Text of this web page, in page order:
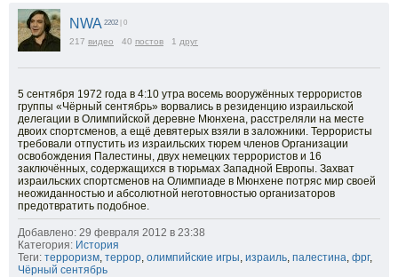
NWA 2202 | 0
217 видео 40 постов 1 друг
5 сентября 1972 года в 4:10 утра восемь вооружённых террористов
группы «Чёрный сентябрь» ворвались в резиденцию израильской
делегации в Олимпийской деревне Мюнхена, расстреляли на месте
двоих спортсменов, а ещё девятерых взяли в заложники. Террористы
требовали отпустить из израильских тюрем членов Организации
освобождения Палестины, двух немецких террористов и 16
заключённых, содержащихся в тюрьмах Западной Европы. Захват
израильских спортсменов на Олимпиаде в Мюнхене потряс мир своей
неожиданностью и абсолютной неготовностью организаторов
предотвратить подобное.
Добавлено: 29 февраля 2012 в 23:38
Категория: История
Теги: терроризм террор олимпийские игры израиль палестина фрг,
Чёрный сентябрь